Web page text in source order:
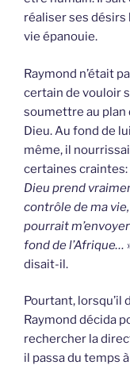
réaliser ses
vie épanouie.
Raymond n’était
certain de vouloir
soumettre au plan
Dieu. Au fond de
même, il
certaines craintes:
Dieu prend
contrôle de ma
pourrait
fond de l’Afrique…
disait-il.
Pourtant,
Raymond décida
rechercher la
il passa du temps